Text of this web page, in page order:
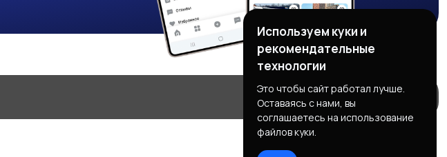
Используем куки и
рекомендательные
технологии
Это чтобы сайт работал лучше.
Оставаясь с нами, вы
соглашаетесь на использование
файлов куки.